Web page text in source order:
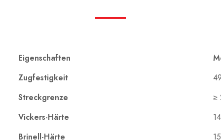
Eigenschaften
Zugfestigkeit
Streckgrenze
≥
Vickers-Härte
Brinell-Härte